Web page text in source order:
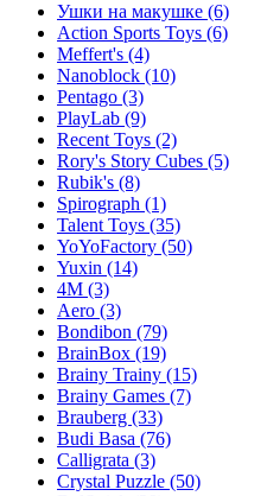
Ушки на макушке (6)
Action Sports Toys (6)
Meffert's (4)
Nanoblock (10)
Pentago (3)
PlayLab (9)
Recent Toys (2)
Rory's Story Cubes (5)
Rubik's (8)
Spirograph (1)
Talent Toys (35)
YoYoFactory (50)
Yuxin (14)
4M (3)
Aero (3)
Bondibon (79)
BrainBox (19)
Brainy Trainy (15)
Brainy Games (7)
Brauberg (33)
Budi Basa (76)
Calligrata (3)
Crystal Puzzle (50)